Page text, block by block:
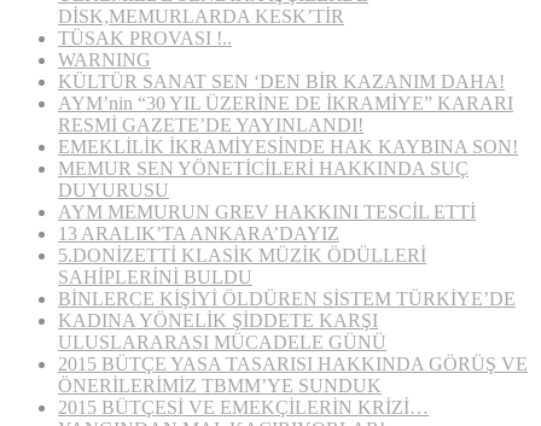
DİSK,MEMURLARDA KESK’TİR
TÜSAK PROVASI !..
WARNING
KÜLTÜR SANAT SEN ‘DEN BİR KAZANIM DAHA!
AYM’nin “30 YIL ÜZERİNE DE İKRAMİYE” KARARI
RESMİ GAZETE’DE YAYINLANDI!
EMEKLİLİK İKRAMİYESİNDE HAK KAYBINA SON!
MEMUR SEN YÖNETİCİLERİ HAKKINDA SUÇ
DUYURUSU
AYM MEMURUN GREV HAKKINI TESCİL ETTİ
13 ARALIK’TA ANKARA’DAYIZ
5.DONİZETTİ KLASİK MÜZİK ÖDÜLLERİ
SAHİPLERİNİ BULDU
BİNLERCE KİŞİYİ ÖLDÜREN SİSTEM TÜRKİYE’DE
KADINA YÖNELİK ŞİDDETE KARŞI
ULUSLARARASI MÜCADELE GÜNÜ
2015 BÜTÇE YASA TASARISI HAKKINDA GÖRÜŞ VE
ÖNERİLERİMİZ TBMM’YE SUNDUK
2015 BÜTÇESİ VE EMEKÇİLERİN KRİZİ…